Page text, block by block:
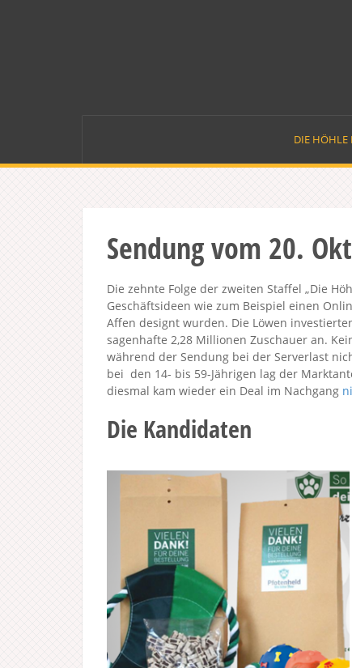
DIE HÖHLE
Sendung vom 20.
Die zehnte Folge der zweiten Staffel „Die
Geschäftsideen wie zum Beispiel einen
Affen designt wurden. Die Löwen
sagenhafte 2,28 Millionen Zuschauer an.
während der Sendung bei der Serverlast
bei den 14- bis 59-Jährigen lag der
diesmal kam wieder ein Deal im Nachgang
Die Kandidaten